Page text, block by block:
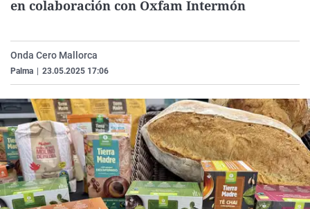
La rosa de los vientos
Caso
Operación Viuda
Extremadura
Navarra
País Vasco
Virales
en colaboración con Oxfam Intermón
Onda Cero Mallorca
Palma 23.05.2025 17:06